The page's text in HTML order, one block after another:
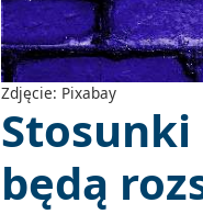
Zdjęcie: Pixabay
Stosunki
będą